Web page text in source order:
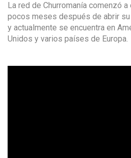
La red de Churromanía comenzó
pocos meses después de abrir
y actualmente se encuentra en
Unidos y varios países de Europa.